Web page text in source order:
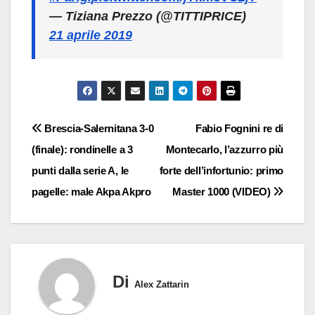
— Tiziana Prezzo (@TITTIPRICE)
21 aprile 2019
Navigazione
articoli
Fabio Fognini re di
Montecarlo, l’azzurro più
forte dell’infortunio: primo
Master 1000 (VIDEO)
Brescia-Salernitana 3-0
(finale): rondinelle a 3
punti dalla serie A, le
pagelle: male Akpa Akpro
Di Alex Zattarin